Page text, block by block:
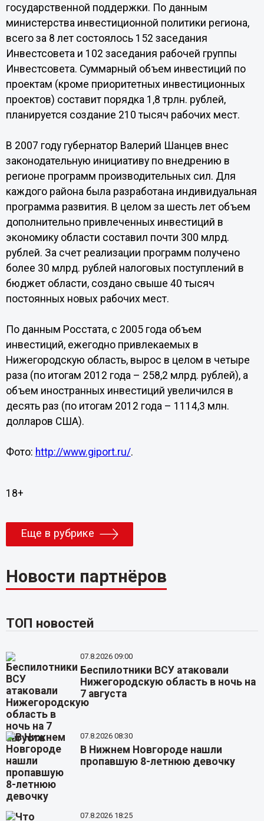
государственной поддержки. По данным
министерства инвестиционной политики региона,
всего за 8 лет состоялось 152 заседания
Инвестсовета и 102 заседания рабочей группы
Инвестсовета. Суммарный объем инвестиций по
проектам (кроме приоритетных инвестиционных
проектов) составит порядка 1,8 трлн. рублей,
планируется создание 210 тысяч рабочих мест.
В 2007 году губернатор Валерий Шанцев внес
законодательную инициативу по внедрению в
регионе программ производительных сил. Для
каждого района была разработана индивидуальная
программа развития. В целом за шесть лет объем
дополнительно привлеченных инвестиций в
экономику области составил почти 300 млрд.
рублей. За счет реализации программ получено
более 30 млрд. рублей налоговых поступлений в
бюджет области, создано свыше 40 тысяч
постоянных новых рабочих мест.
По данным Росстата, с 2005 года объем
инвестиций, ежегодно привлекаемых в
Нижегородскую область, вырос в целом в четыре
раза (по итогам 2012 года – 258,2 млрд. рублей), а
объем иностранных инвестиций увеличился в
десять раз (по итогам 2012 года – 1114,3 млн.
долларов США).
Фото: http://www.giport.ru/.
18+
Еще в рубрике
Новости партнёров
ТОП новостей
07.8.2026 09:00
Беспилотники ВСУ атаковали
Нижегородскую область в ночь на
7 августа
07.8.2026 08:30
В Нижнем Новгороде нашли
пропавшую 8-летнюю девочку
07.8.2026 18:25